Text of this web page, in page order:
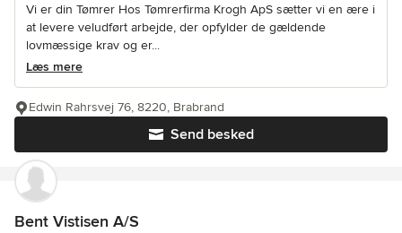
Vi er din Tømrer Hos Tømrerfirma Krogh ApS sætter vi en ære i
at levere veludført arbejde, der opfylder de gældende
lovmæssige krav og er...
Læs mere
Send besked
Edwin Rahrsvej 76, 8220, Brabrand
Bent Vistisen A/S